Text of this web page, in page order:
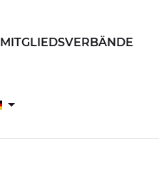
MITGLIEDSVERBÄNDE